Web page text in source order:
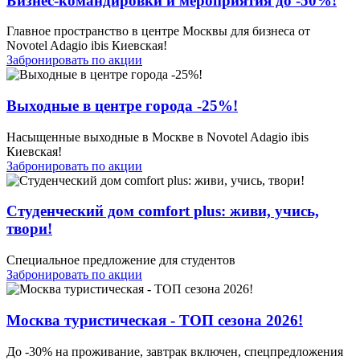
Главное пространство в центре Москвы для бизнеса от
Novotel Adagio ibis Киевская!
Забронировать по акции
Выходные в центре города -25%!
Насыщенные выходные в Москве в Novotel Adagio ibis
Киевская!
Забронировать по акции
Студенческий дом comfort plus: живи, учись,
твори!
Специальное предложение для студентов
Забронировать по акции
Москва туристическая - ТОП сезона 2026!
До -30% на проживание, завтрак включен, спецпредложения